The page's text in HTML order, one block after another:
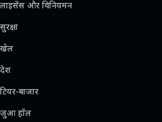
लाइसेंस और विनियमन
सुरक्षा
खेल
देश
टियर-बाजार
जुआ हॉल